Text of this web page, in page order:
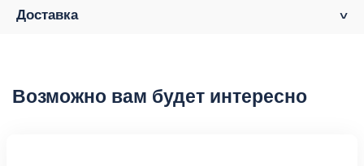
Доставка
Возможно вам будет интересно